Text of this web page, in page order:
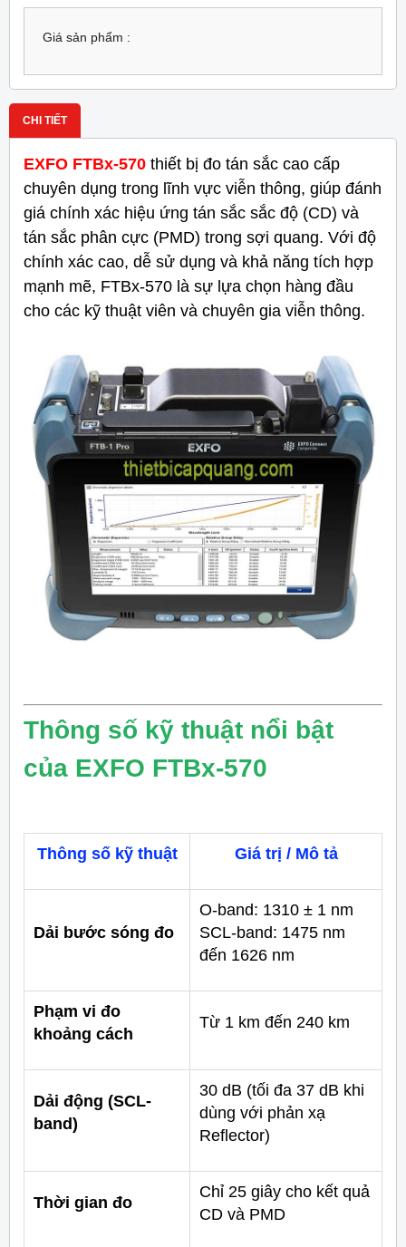
Giá sản phẩm :
CHI TIẾT
EXFO FTBx-570 thiết bị đo tán sắc cao cấp
chuyên dụng trong lĩnh vực viễn thông, giúp đánh
giá chính xác hiệu ứng tán sắc sắc độ (CD) và
tán sắc phân cực (PMD) trong sợi quang. Với độ
chính xác cao, dễ sử dụng và khả năng tích hợp
mạnh mẽ, FTBx-570 là sự lựa chọn hàng đầu
cho các kỹ thuật viên và chuyên gia viễn thông.
Thông số kỹ thuật nổi bật
của EXFO FTBx-570
Thông số kỹ thuật Giá trị / Mô tả
Dải bước sóng đo
O-band: 1310 ± 1 nm
SCL-band: 1475 nm
đến 1626 nm
Phạm vi đo
khoảng cách
Từ 1 km đến 240 km
Dải động (SCL-
band)
30 dB (tối đa 37 dB khi
dùng với phản xạ
Reflector)
Thời gian đo
Chỉ 25 giây cho kết quả
CD và PMD